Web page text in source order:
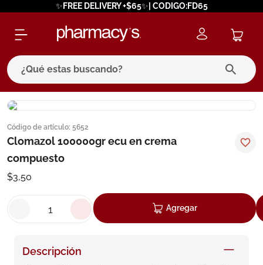
✨FREE DELIVERY +$65✨| CODIGO:FD65
¿Qué estas buscando?
Código de artículo: 5652
Clomazol 100000gr ecu en crema
compuesto
$3,50
Agregar
Descripción
términos más buscados
1. eucerin
cerave
7. isdin